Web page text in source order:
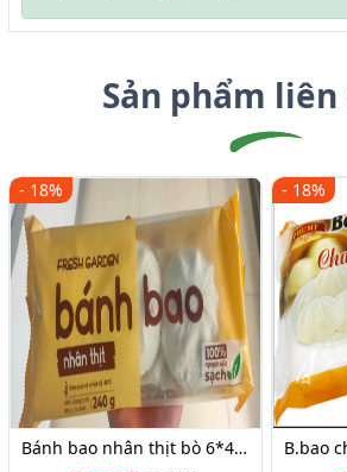
Sản phẩm
- 18%
Bánh bao nhân thịt bò 6*45g
- 18%